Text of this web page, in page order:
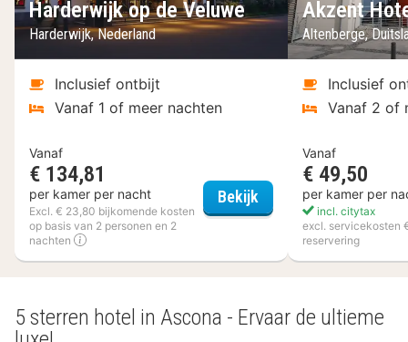
Harderwijk op de Veluwe
Harderwijk, Nederland
Inclusief ontbijt
Vanaf 1 of meer nachten
Vanaf
€ 134,81
per kamer per nacht
Excl. € 23,80 bijkomende kosten
op basis van 2 personen en 2
nachten
Bekijk Van der Valk Hotel
Akzent
Altenberge,
Inclusief
Vanaf 2 of
Vanaf
€ 49,50
per kamer per
incl. citytax
excl. servicekosten
reservering
5 sterren hotel in Ascona - Ervaar de ultieme